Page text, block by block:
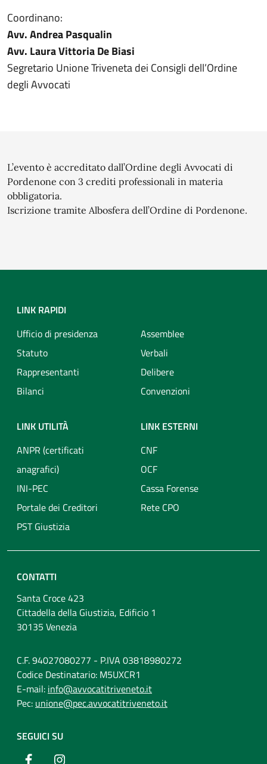
Coordinano:
Avv. Andrea Pasqualin
Avv. Laura Vittoria De Biasi
Segretario Unione Triveneta dei Consigli dell’Ordine
degli Avvocati
L’evento è accreditato dall’Ordine degli Avvocati di
Pordenone con 3 crediti professionali in materia
obbligatoria.
Iscrizione tramite Albosfera dell’Ordine di Pordenone.
LINK RAPIDI
Ufficio di presidenza
Statuto
Rappresentanti
Bilanci
Assemblee
Verbali
Delibere
Convenzioni
LINK UTILITÀ
ANPR (certificati
anagrafici)
INI-PEC
Portale dei Creditori
PST Giustizia
LINK ESTERNI
CNF
OCF
Cassa Forense
Rete CPO
CONTATTI
Santa Croce 423
Cittadella della Giustizia, Edificio 1
30135 Venezia
C.F. 94027080277 - P.IVA 03818980272
Codice Destinatario: M5UXCR1
E-mail: info@avvocatitriveneto.it
Pec: unione@pec.avvocatitriveneto.it
SEGUICI SU